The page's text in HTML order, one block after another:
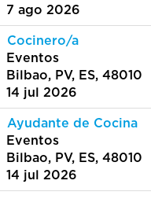
7 ago 2026
Cocinero/a
Eventos
Bilbao, PV, ES, 48010
14 jul 2026
Ayudante de Cocina
Eventos
Bilbao, PV, ES, 48010
14 jul 2026